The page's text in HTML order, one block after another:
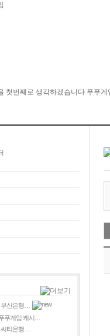
부산은행…
푸게임 캐시…
씨티은행…